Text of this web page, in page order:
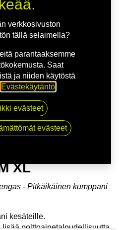
5HM XL
XL
- Pitkäikäinen kumppani
kesäteille.
polttoainetaloudellisuutta.
verkkosivuston
tällä selaimella?
parantaaksemme
Saat
ja niiden käytöstä
Evästekäytäntö
evästeet
evästeet